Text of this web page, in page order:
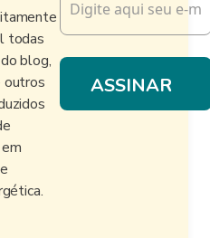
todas
blog,
outros